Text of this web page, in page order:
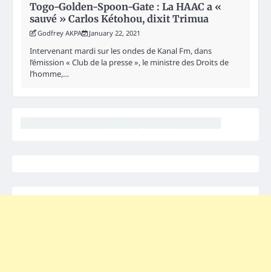
Togo-Golden-Spoon-Gate : La HAAC a «
sauvé » Carlos Kétohou, dixit Trimua
Godfrey AKPA January 22, 2021
Intervenant mardi sur les ondes de Kanal Fm, dans
l’émission « Club de la presse », le ministre des Droits de
l’homme,…